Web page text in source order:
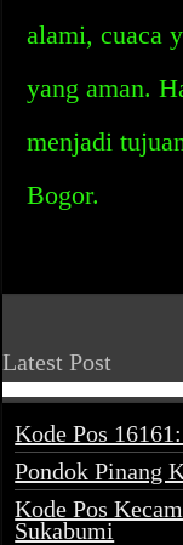
alami, cuaca
yang aman.
menjadi
Bogor.
Latest Post
Kode Pos
Pondok Pinang
Kode Pos
Sukabumi